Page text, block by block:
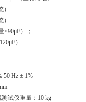
）；
）
50 Hz ± 1%
试仪重量：10 kg